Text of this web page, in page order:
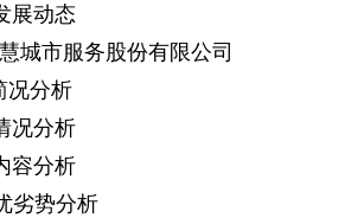
展动态
城市服务股份有限公司
况分析
况分析
容分析
劣势分析